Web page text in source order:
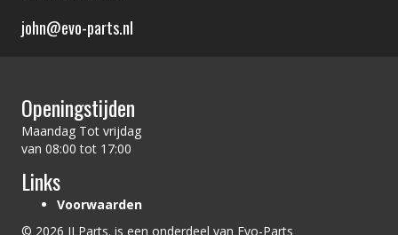
john@evo-parts.nl
Openingstijden
Maandag Tot vrijdag
van 08:00 tot 17:00
Links
Voorwaarden
© 2026 JLParts. is een onderdeel van Evo-Parts